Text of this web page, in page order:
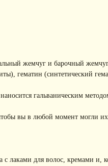
жемчуг и барочный
гематин (синтетический
гальваническим
вы в любой момент могли их
лаками для волос, кремами и,